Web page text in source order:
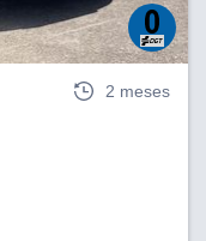
2 meses